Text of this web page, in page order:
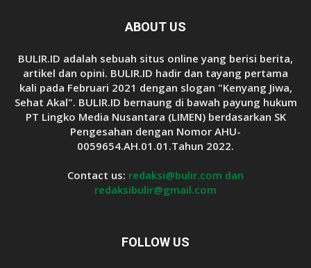
ABOUT US
BULIR.ID adalah sebuah situs online yang berisi berita,
artikel dan opini. BULIR.ID hadir dan tayang pertama
kali pada Februari 2021 dengan slogan "Kenyang Jiwa,
Sehat Akal". BULIR.ID bernaung di bawah payung hukum
PT Lingko Media Nusantara (LIMEN) berdasarkan SK
Pengesahan dengan Nomor AHU-
0059654.AH.01.01.Tahun 2022.
Contact us: redaksi@bulir.com dan
redaksibulir@gmail.com
FOLLOW US